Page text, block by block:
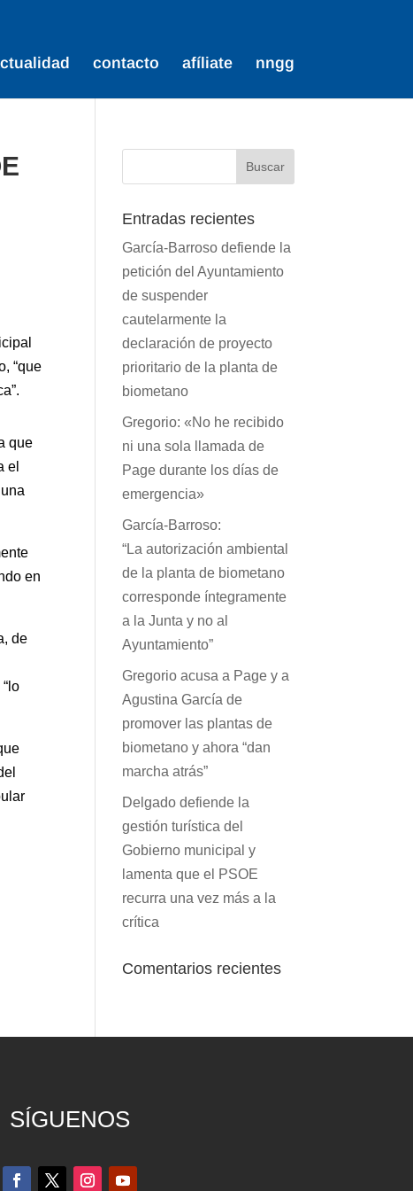
contacto afíliate nngg
“que
que
el
en
de
Entradas recientes
García-Barroso defiende la
petición del Ayuntamiento
de suspender
cautelarmente la
declaración de proyecto
prioritario de la planta de
biometano
Gregorio: «No he recibido
ni una sola llamada de
Page durante los días de
emergencia»
García-Barroso:
“La autorización ambiental
de la planta de biometano
corresponde íntegramente
a la Junta y no al
Ayuntamiento”
Gregorio acusa a Page y a
Agustina García de
promover las plantas de
biometano y ahora “dan
marcha atrás”
Delgado defiende la
gestión turística del
Gobierno municipal y
lamenta que el PSOE
recurra una vez más a la
crítica
Comentarios recientes
SÍGUENOS